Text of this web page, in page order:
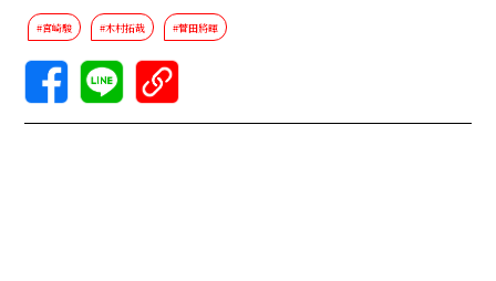
#宮崎駿 #木村拓哉 #菅田將暉